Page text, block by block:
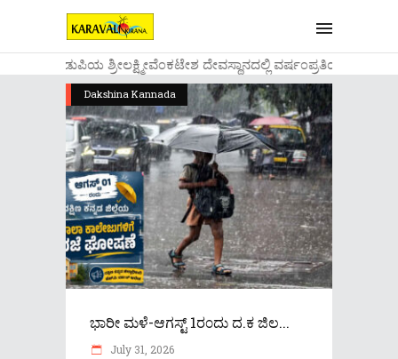
....ಉಡುಪಿಯ ಶ್ರೀಲಕ್ಷ್ಮೀವೆ೦ಕಟೇಶ ದೇವಸ್ಥಾನದಲ್ಲಿ ವರ್ಷ೦ಪ್ರತಿಯ
Dakshina Kannada
ಭಾರೀ ಮಳೆ-ಆಗಸ್ಟ್ 1ರ೦ದು ದ.ಕ ಜಿಲ...
July 31, 2026